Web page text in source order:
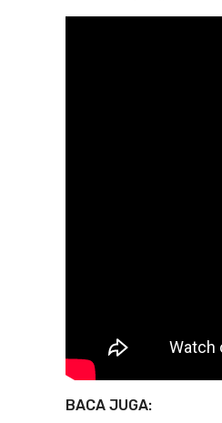
BACA JUGA: